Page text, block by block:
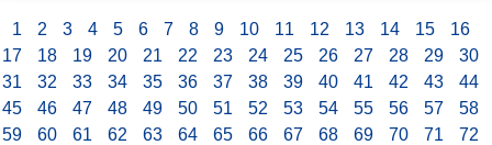
1 2 3 4 5 6 7 8 9 10 11 12 13 14 15
16
17
18 19 20 21 22 23 24 25 26 27 28 29
30
31
32 33 34 35 36 37 38 39 40 41 42 43
44
45
46 47 48 49 50 51 52 53 54 55 56 57
58
59
60 61 62 63 64 65 66 67 68 69 70 71
72